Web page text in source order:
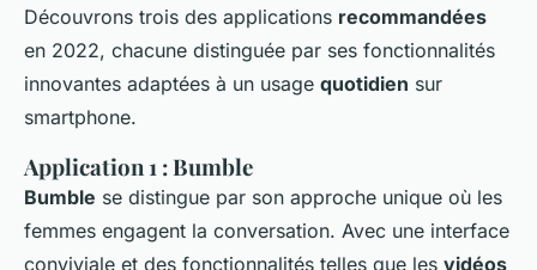
Découvrons trois des applications recommandées
en 2022, chacune distinguée par ses fonctionnalités
innovantes adaptées à un usage quotidien sur
smartphone.
Application 1 : Bumble
Bumble se distingue par son approche unique où les
femmes engagent la conversation. Avec une interface
conviviale et des fonctionnalités telles que les vidéos